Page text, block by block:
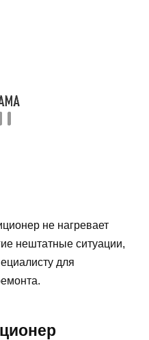
не нагревает
нештатные ситуации,
для